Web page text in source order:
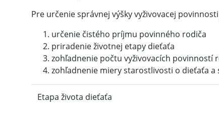
Pre určenie správnej výšky vyživovacej
určenie čistého príjmu povinného rodiča
priradenie životnej etapy dieťaťa
zohľadnenie počtu vyživovacích povinností
zohľadnenie miery starostlivosti o dieťaťa a
Etapa života dieťaťa